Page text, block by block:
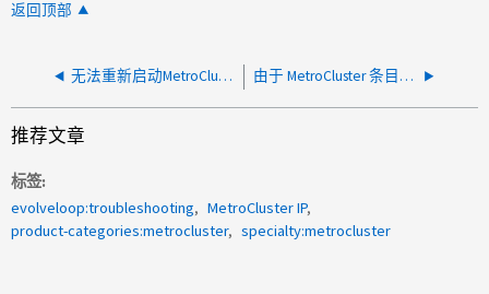
返回顶部
无法重新启动MetroCluster IP中的节点(启动顺序) 由于 MetroCluster 条目过时，无法从群集中删除节点
推荐文章
标签
evolveloop:troubleshooting
MetroCluster IP
product-categories:metrocluster
specialty:metrocluster